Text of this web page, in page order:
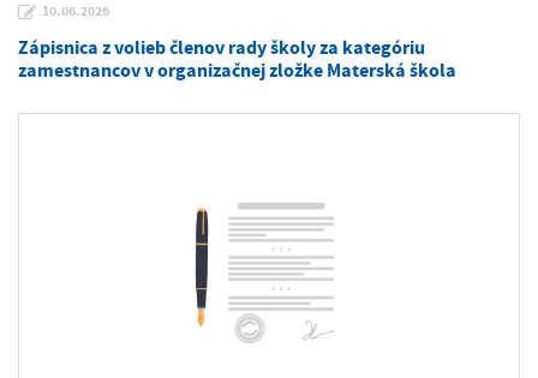
10.06.2026
Zápisnica z volieb členov rady školy za kategóriu
zamestnancov v organizačnej zložke Materská škola